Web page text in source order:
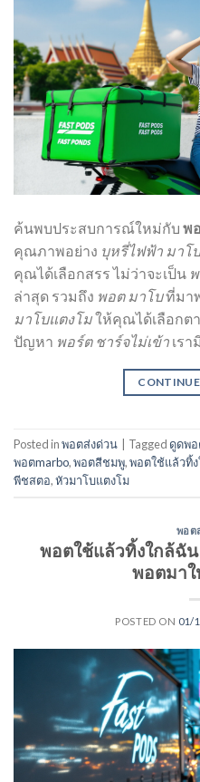
ค้นพบประสบการณ์ใหม่กับ พ
คุณภาพอย่าง บุหรี่ไฟฟ้า มาโบ
คุณได้เลือกสรร ไม่ว่าจะเป็น
ล่าสุด รวมถึง พอต มาโบที่มา
มาโบแตงโมให้คุณได้เลือกต
ปัญหา พอร์ต ชาร์จไม่เข้า เร
Posted inพอตส่งด่วน Tagged ดูดพอ
พอตmarbo,พอตสีชมพู,พอตใช้แล้วทิ้
พีชสตอ,หัวมาโบแตงโม
พอต
พอตใช้แล้วทิ้งใกล้ฉัน
พอตมาใ
POSTED ON 01/